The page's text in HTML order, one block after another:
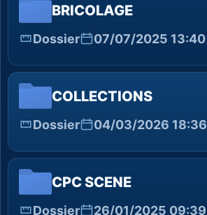
BRICOLAGE
Dossier 07/07/2025 13:40
COLLECTIONS
Dossier 04/03/2026 18:36
CPC SCENE
Dossier 26/01/2025 09:39